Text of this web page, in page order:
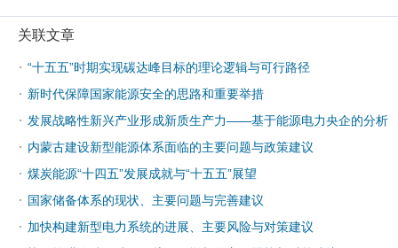
关联文章
· “十五五”时期实现碳达峰目标的理论逻辑与可行路径
· 新时代保障国家能源安全的思路和重要举措
· 发展战略性新兴产业形成新质生产力——基于能源电力央企的分析
· 内蒙古建设新型能源体系面临的主要问题与政策建议
· 煤炭能源“十四五”发展成就与“十五五”展望
· 国家储备体系的现状、主要问题与完善建议
· 加快构建新型电力系统的进展、主要风险与对策建议